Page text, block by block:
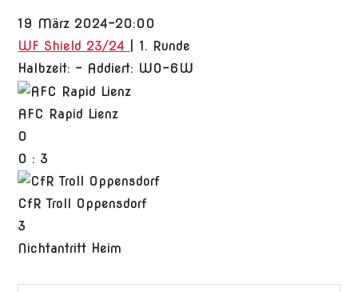
19 März 2024-20:00
WF Shield 23/24
| 1. Runde
Halbzeit: - Addiert: W0-6W
AFC Rapid Lienz
0
0 : 3
CfR Troll Oppensdorf
3
Nichtantritt Heim